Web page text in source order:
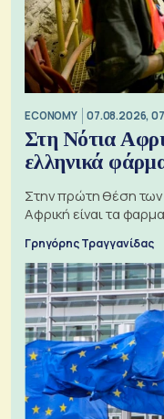
ECONOMY 07.08.2026,
Στη Νότια
ελληνικά
Στην πρώτη θέση των
Αφρική είναι τα
Γρηγόρης Τραγγανίδας